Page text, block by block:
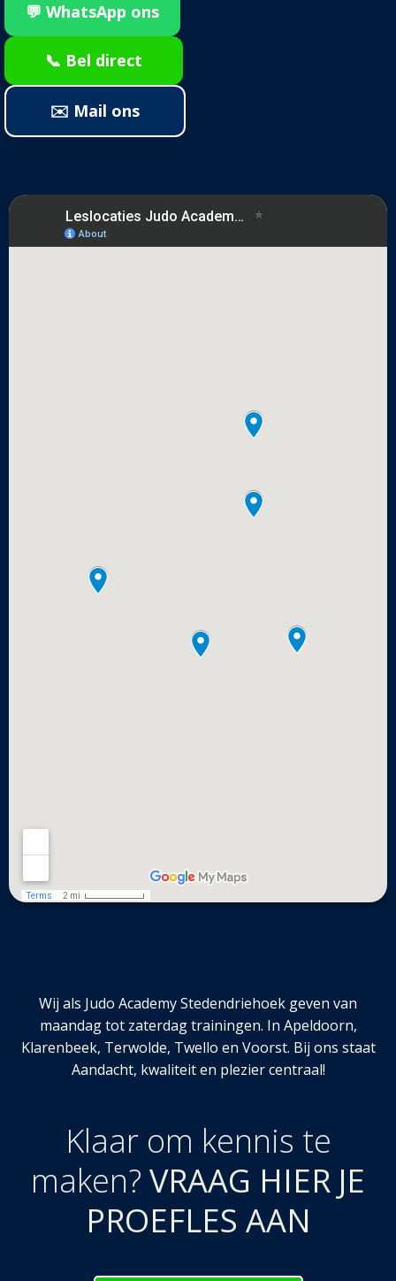
💬 WhatsApp ons
📞 Bel direct
✉️ Mail ons
Wij als Judo Academy Stedendriehoek geven van
maandag tot zaterdag trainingen. In Apeldoorn,
Klarenbeek, Terwolde, Twello en Voorst. Bij ons staat
Aandacht, kwaliteit en plezier centraal!
Klaar om kennis te
maken? VRAAG HIER JE
PROEFLES AAN